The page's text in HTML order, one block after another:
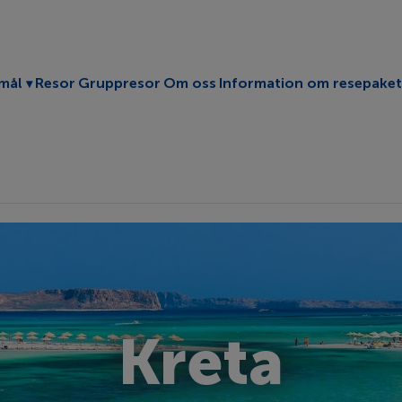
Toggle submenu
Resor Gruppresor Om oss Information om resepaket
Kreta